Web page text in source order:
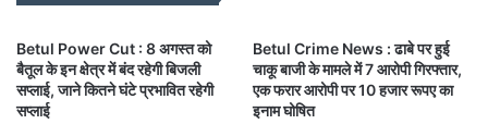
Betul Power Cut : 8 अगस्त को
बैतूल के इन क्षेत्र में बंद रहेगी बिजली
सप्लाई, जाने कितने घंटे प्रभावित रहेगी
सप्लाई
Betul Crime News : ढाबे पर हुई
चाकू बाजी के मामले में 7 आरोपी गिरफ्तार,
एक फरार आरोपी पर 10 हजार रूपए का
इनाम घोषित